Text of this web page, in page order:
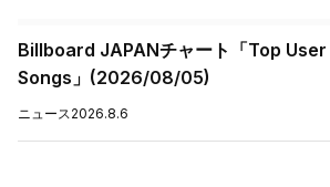
Billboard JAPANチャート「Top
Songs」(2026/08/05)
ニュース 2026.8.6